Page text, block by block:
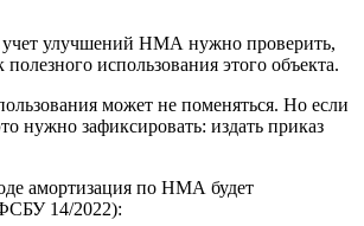
учет улучшений НМА нужно проверить,
полезного использования этого объекта.
может не поменяться. Но если
нужно зафиксировать: издать приказ
амортизация по НМА будет
14/2022):